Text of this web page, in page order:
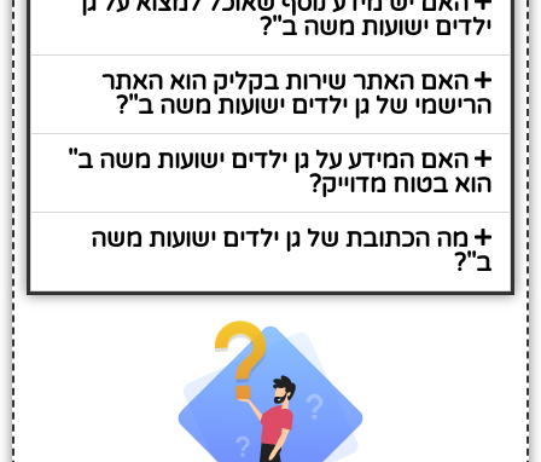
ילדים ישועות משה ב''?
האם האתר שירות בקליק הוא האתר
הרישמי של גן ילדים ישועות משה ב''?
האם המידע על גן ילדים ישועות משה ב''
הוא בטוח מדוייק?
מה הכתובת של גן ילדים ישועות משה
ב''?